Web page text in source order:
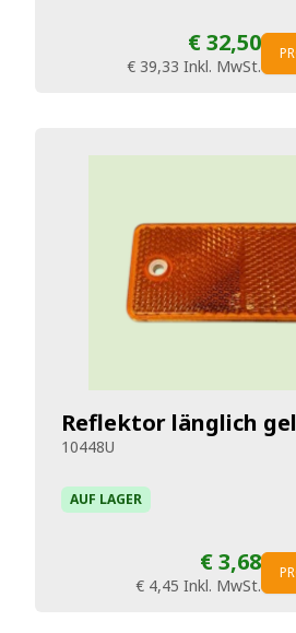
€ 32,50
€ 39,33 Inkl. MwSt.
Reflektor länglich
10448U
AUF LAGER
€ 3,68
€ 4,45 Inkl. MwSt.